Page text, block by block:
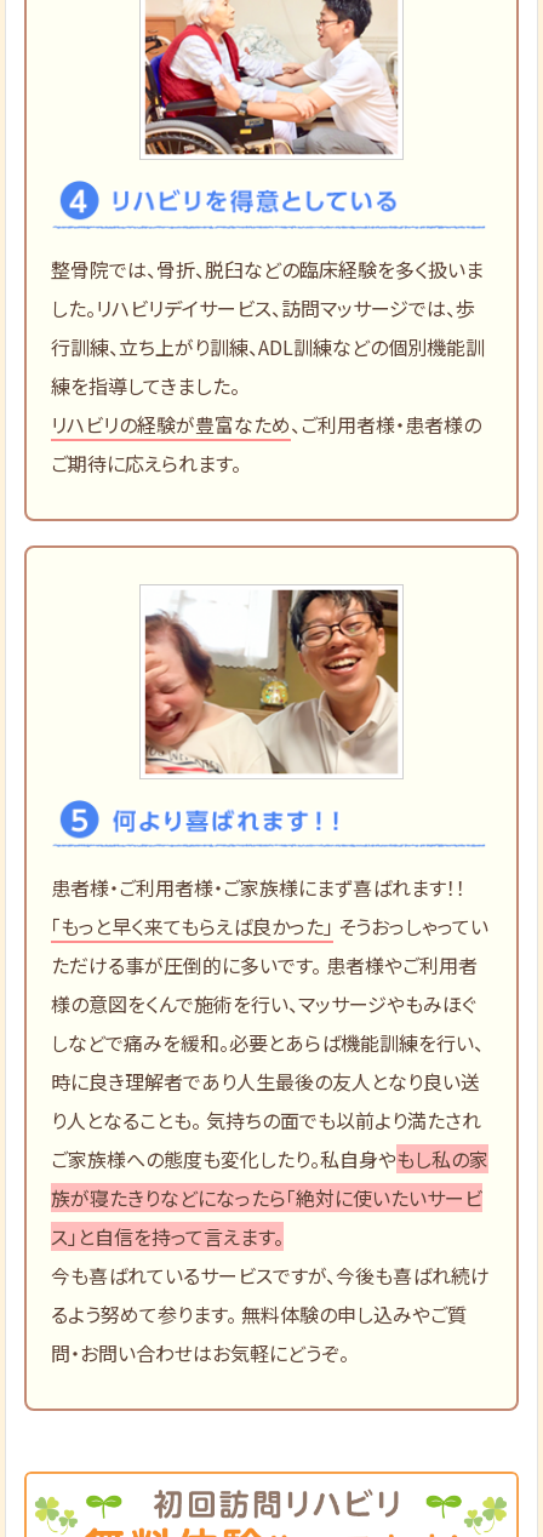
整骨院では、骨折、脱臼などの臨床経験を多く扱いま
した。リハビリデイサービス、訪問マッサージでは、歩
行訓練、立ち上がり訓練、ADL訓練などの個別機能訓
練を指導してきました。
リハビリの経験が豊富なため、ご利用者様・患者様の
ご期待に応えられます。
患者様・ご利用者様・ご家族様にまず喜ばれます！！
「もっと早く来てもらえば良かった」 そうおっしゃってい
ただける事が圧倒的に多いです。 患者様やご利用者
様の意図をくんで施術を行い、マッサージやもみほぐ
しなどで痛みを緩和。必要とあらば機能訓練を行い、
時に良き理解者であり人生最後の友人となり良い送
り人となることも。 気持ちの面でも以前より満たされ
ご家族様への態度も変化したり。私自身やもし私の家
族が寝たきりなどになったら「絶対に使いたいサービ
ス」と自信を持って言えます。
今も喜ばれているサービスですが、今後も喜ばれ続け
るよう努めて参ります。 無料体験の申し込みやご質
問・お問い合わせはお気軽にどうぞ。